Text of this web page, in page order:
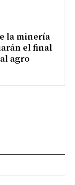
la minería
el final
agro